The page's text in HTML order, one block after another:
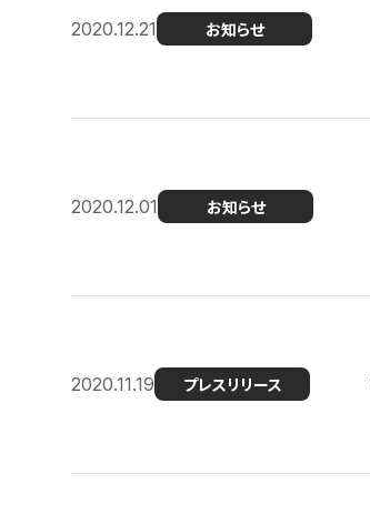
2020.12.21 お知らせ
2020.12.01 お知らせ
2020.11.19 プレスリリース